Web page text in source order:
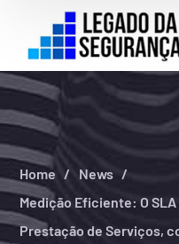
Home
News
Medição Eficiente: O
Prestação de Serviços,